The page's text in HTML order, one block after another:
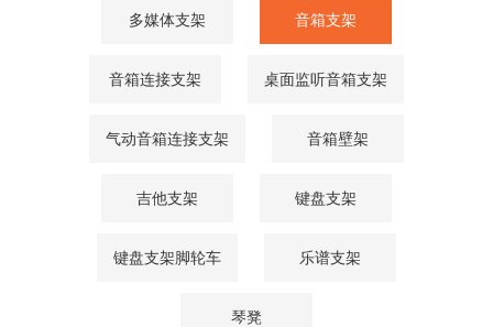
多媒体支架 音箱支架
音箱连接支架 桌面监听音箱支架
气动音箱连接支架 音箱壁架
吉他支架 键盘支架
键盘支架脚轮车 乐谱支架
琴凳